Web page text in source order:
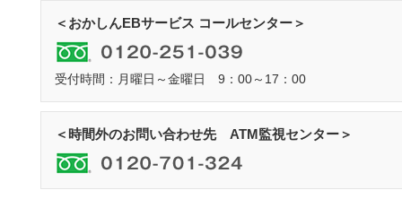
＜おかしんEBサービス コールセンター＞
受付時間：月曜日～金曜日 9：00～17：00
＜時間外のお問い合わせ先 ATM監視センター＞